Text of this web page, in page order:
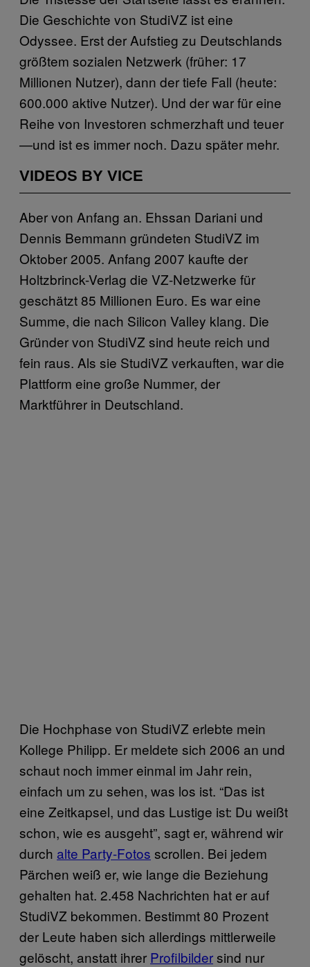
Die Geschichte von StudiVZ ist eine
Odyssee. Erst der Aufstieg zu Deutschlands
größtem sozialen Netzwerk (früher: 17
Millionen Nutzer), dann der tiefe Fall (heute:
600.000 aktive Nutzer). Und der war für eine
Reihe von Investoren schmerzhaft und teuer
—und ist es immer noch. Dazu später mehr.
VIDEOS BY VICE
Aber von Anfang an. Ehssan Dariani und
Dennis Bemmann gründeten StudiVZ im
Oktober 2005. Anfang 2007 kaufte der
Holtzbrinck-Verlag die VZ-Netzwerke für
geschätzt 85 Millionen Euro. Es war eine
Summe, die nach Silicon Valley klang. Die
Gründer von StudiVZ sind heute reich und
fein raus. Als sie StudiVZ verkauften, war die
Plattform eine große Nummer, der
Marktführer in Deutschland.
Die Hochphase von StudiVZ erlebte mein
Kollege Philipp. Er meldete sich 2006 an und
schaut noch immer einmal im Jahr rein,
einfach um zu sehen, was los ist. “Das ist
eine Zeitkapsel, und das Lustige ist: Du weißt
schon, wie es ausgeht”, sagt er, während wir
durch alte Party-Fotos scrollen. Bei jedem
Pärchen weiß er, wie lange die Beziehung
gehalten hat. 2.458 Nachrichten hat er auf
StudiVZ bekommen. Bestimmt 80 Prozent
der Leute haben sich allerdings mittlerweile
gelöscht, anstatt ihrer Profilbildersind nur